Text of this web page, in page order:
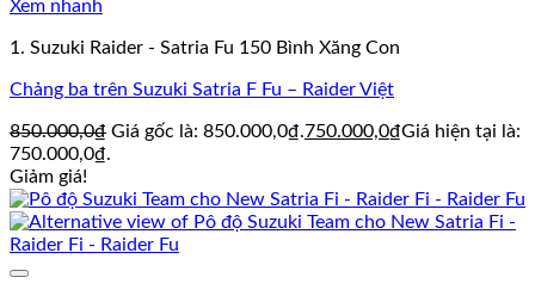
Xem nhanh
1. Suzuki Raider - Satria Fu 150 Bình Xăng Con
Chảng ba trên Suzuki Satria F Fu – Raider Việt
850.000,0₫ Giá gốc là: 850.000,0₫.750.000,0₫Giá hiện tại là:
750.000,0₫.
Giảm giá!